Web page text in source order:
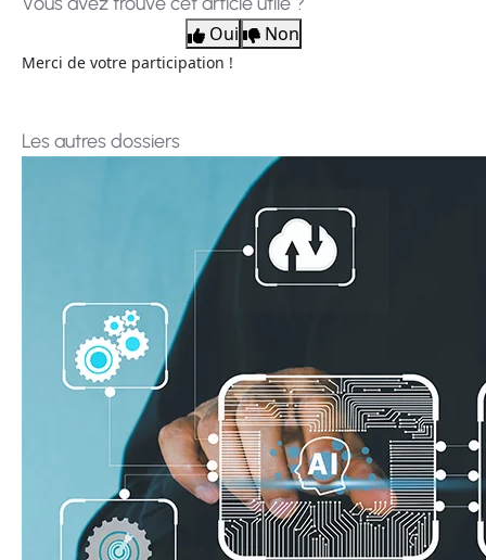
Oui
Non
Merci de votre participation !
Les autres dossiers